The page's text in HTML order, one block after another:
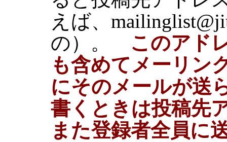
えば、
の）。 このアド
も含めてメーリン
にそのメールが送
書くときは投稿先
また登録者全員に